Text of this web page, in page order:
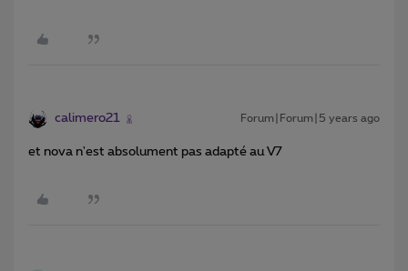
calimero21 Forum|Forum|5 years ago
et nova n'est absolument pas adapté au V7